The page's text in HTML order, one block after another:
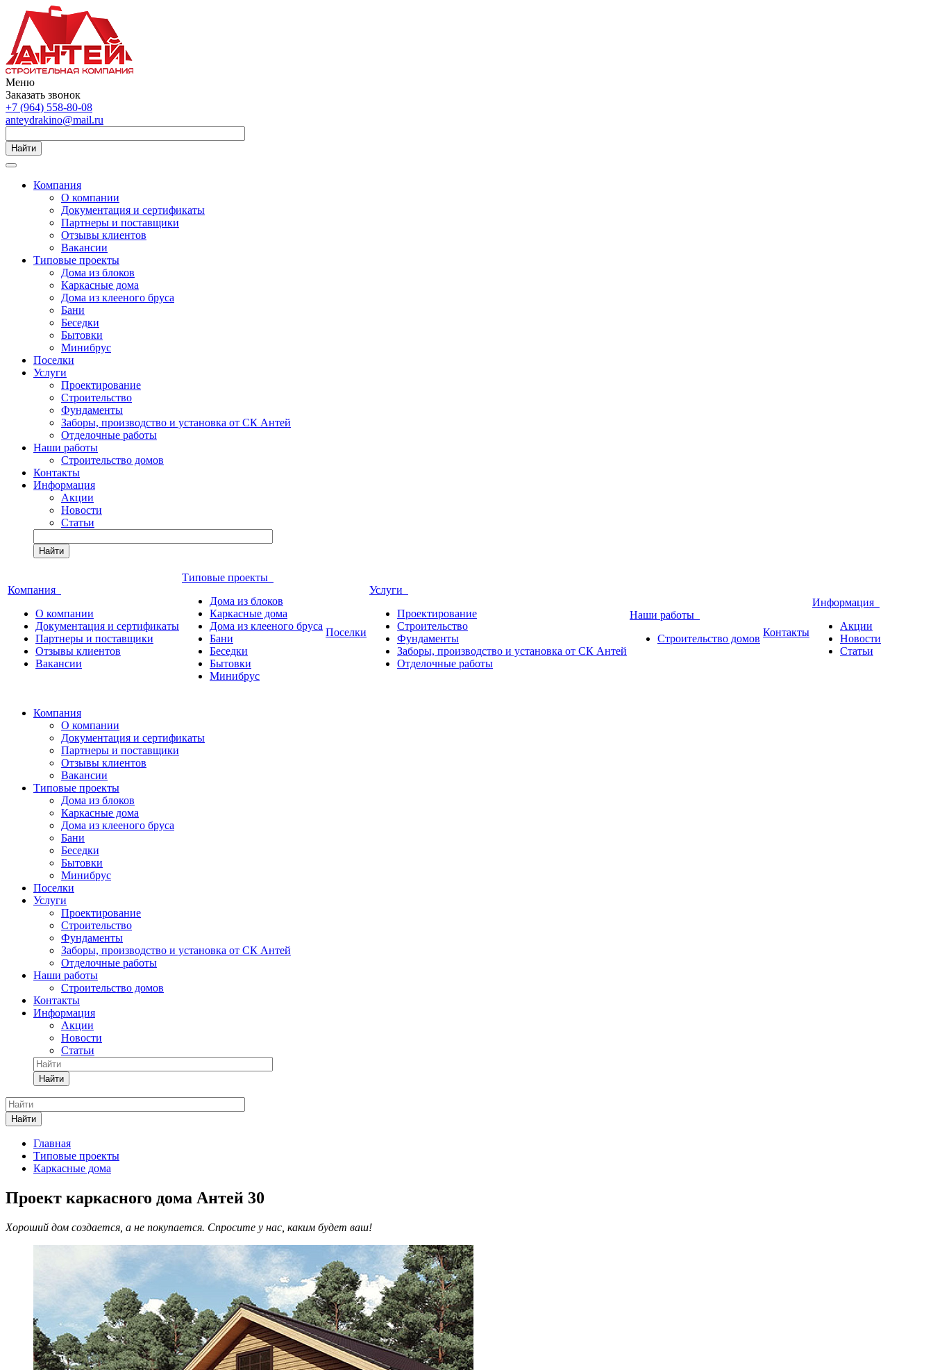
Меню
Заказать звонок
+7 (964) 558-80-08
anteydrakino@mail.ru
Найти
Компания
О компании
Документация и сертификаты
Партнеры и поставщики
Отзывы клиентов
Вакансии
Типовые проекты
Дома из блоков
Каркасные дома
Дома из клееного бруса
Бани
Беседки
Бытовки
Минибрус
Поселки
Услуги
Проектирование
Строительство
Фундаменты
Заборы, производство и установка от СК Антей
Отделочные работы
Наши работы
Строительство домов
Контакты
Информация
Акции
Новости
Статьи
Найти
Компания
О компании
Документация и сертификаты
Партнеры и поставщики
Отзывы клиентов
Вакансии
Типовые проекты
Дома из блоков
Каркасные дома
Дома из клееного бруса
Бани
Беседки
Бытовки
Минибрус
Поселки
Услуги
Проектирование
Строительство
Фундаменты
Заборы, производство и установка от СК Антей
Отделочные работы
Наши работы
Строительство домов
Контакты
Информация
Акции
Новости
Статьи
Компания
О компании
Документация и сертификаты
Партнеры и поставщики
Отзывы клиентов
Вакансии
Типовые проекты
Дома из блоков
Каркасные дома
Дома из клееного бруса
Бани
Беседки
Бытовки
Минибрус
Поселки
Услуги
Проектирование
Строительство
Фундаменты
Заборы, производство и установка от СК Антей
Отделочные работы
Наши работы
Строительство домов
Контакты
Информация
Акции
Новости
Статьи
Найти
Найти
Главная
Типовые проекты
Каркасные дома
Проект каркасного дома Антей 30
Хороший дом создается, а не покупается. Спросите у нас, каким будет ваш!